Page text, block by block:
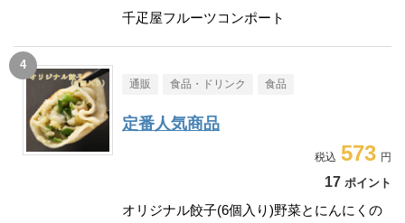
千疋屋フルーツコンポート
通販 食品・ドリンク 食品
定番人気商品
573
17 ポイント
オリジナル餃子(6個入り)野菜とにんにくの